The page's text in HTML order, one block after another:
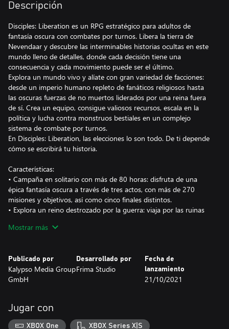
Descripción
Disciples: Liberation es un RPG estratégico para adultos de
fantasía oscura con combates por turnos. Libera la tierra de
Nevendaar y descubre las interminables historias ocultas en este
mundo lleno de detalles, donde cada decisión tiene una
consecuencia y cada movimiento puede ser el último.
Explora un mundo vivo y alíate con gran variedad de facciones:
desde un imperio humano repleto de fanáticos religiosos hasta
las oscuras fuerzas de no muertos liderados por una reina fuera
de sí. Crea un equipo, consigue valiosos recursos, escala en la
política y lucha contra monstruos bestiales en un complejo
sistema de combate por turnos.
En Disciples: Liberation, las elecciones lo son todo. De ti depende
cómo se escribirá tu historia.
Características:
• Campaña en solitario con más de 80 horas: disfruta de una
épica fantasía oscura a través de tres actos, con más de 270
misiones y objetivos, así como cinco finales distintos.
• Explora un reino destrozado por la guerra: viaja por las ruinas
tesoros escondidos y un pasado teñido de sangre.
diferentes facciones a reclutas que te ayuden en la aventura.
• Construye una base: completa misiones para conseguir valiosos
recursos y ganar influencia política. Construye un santuario
• Lucha por la supervivencia: recluta más de 50 unidades y amasa
un ejército que se ajuste a tu estilo de juego. Usa tanto el acero
como la magia en complejos combates por turnos.
Mostrar más
Publicado por
Kalypso Media Group
GmbH
Desarrollado por
Frima Studio
Fecha de
lanzamiento
21/10/2021
Jugar con
XBOX One XBOX Series X|S